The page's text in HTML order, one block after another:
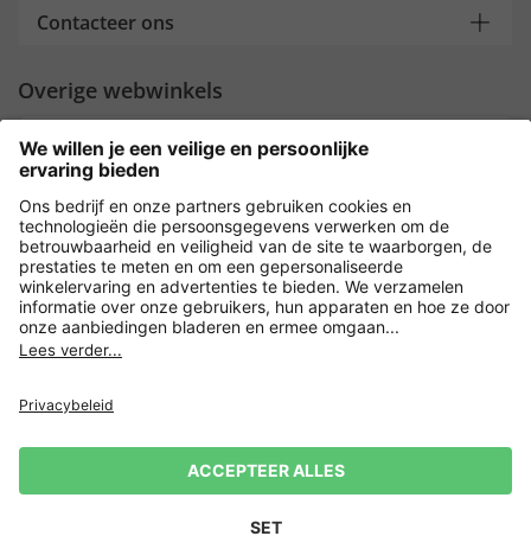
Contacteer ons
Overige webwinkels
Nederland
Payment and Delivery
Versleuteling met
Verkoopvoorwaarden
Leveringsvoorwaarden
Herroeping indienen
Impressum Cookie-instellingen